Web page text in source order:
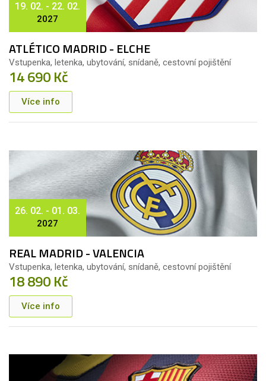
19. 02. - 22. 02.
2027
ATLÉTICO MADRID - ELCHE
Vstupenka, letenka, ubytování, snídaně, cestovní pojištění
14 690 Kč
Více info
26. 02. - 01. 03.
2027
REAL MADRID - VALENCIA
Vstupenka, letenka, ubytování, snídaně, cestovní pojištění
18 890 Kč
Více info